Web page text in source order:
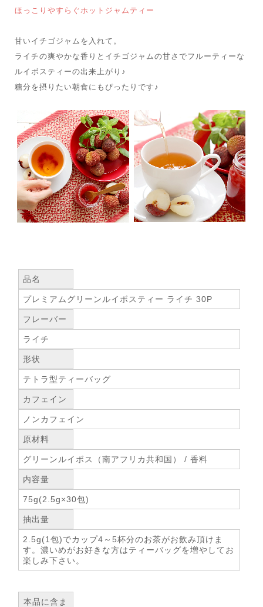
ほっこりやすらぐホットジャムティー
甘いイチゴジャムを入れて。
ライチの爽やかな香りとイチゴジャムの甘さでフルーティーな
ルイボスティーの出来上がり♪
糖分を摂りたい朝食にもぴったりです♪
品名
プレミアムグリーンルイボスティー ライチ 30P
フレーバー
ライチ
形状
テトラ型ティーバッグ
カフェイン
ノンカフェイン
原材料
グリーンルイボス（南アフリカ共和国） / 香料
内容量
75g(2.5g×30包)
抽出量
2.5g(1包)でカップ4～5杯分のお茶がお飲み頂けま
す。濃いめがお好きな方はティーバッグを増やしてお
楽しみ下さい。
本品に含ま